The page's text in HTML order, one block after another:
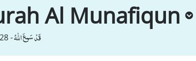
Al Munafiqun
-قَدْ سَمِعَ اللّٰهُ